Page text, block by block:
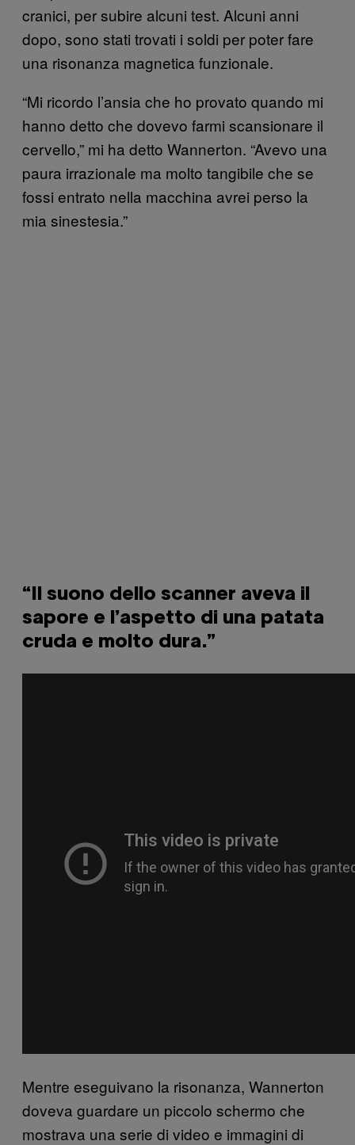
cranici, per subire alcuni test. Alcuni anni
dopo, sono stati trovati i soldi per poter fare
una risonanza magnetica funzionale.
“Mi ricordo l’ansia che ho provato quando mi
hanno detto che dovevo farmi scansionare il
cervello,” mi ha detto Wannerton. “Avevo una
paura irrazionale ma molto tangibile che se
fossi entrato nella macchina avrei perso la
mia sinestesia.”
“Il suono dello scanner aveva il
sapore e l’aspetto di una patata
cruda e molto dura.”
Mentre eseguivano la risonanza, Wannerton
doveva guardare un piccolo schermo che
mostrava una serie di video e immagini di